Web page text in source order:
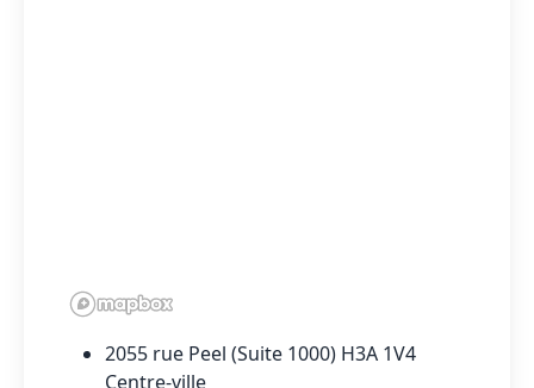
2055 rue Peel (Suite 1000) H3A 1V4
Centre-ville